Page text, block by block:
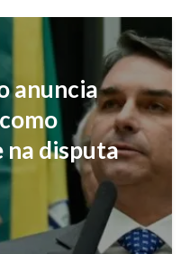
anuncia
na disputa